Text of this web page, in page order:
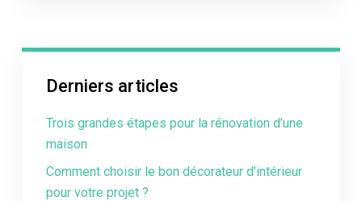
Derniers articles
Trois grandes étapes pour la rénovation d’une
maison
Comment choisir le bon décorateur d’intérieur
pour votre projet ?